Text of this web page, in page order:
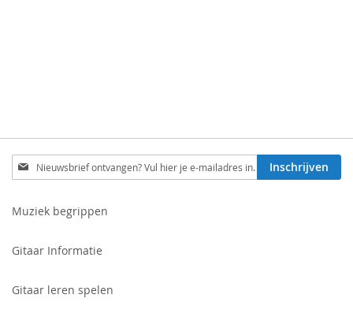
Schrijf
je
voor
Inschrijven
Muziek begrippen
Gitaar Informatie
Gitaar leren spelen